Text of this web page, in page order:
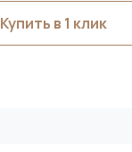
Купить в 1 клик